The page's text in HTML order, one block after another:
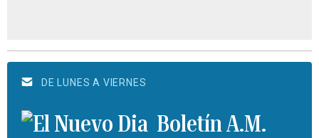
DE LUNES A VIERNES
Boletín A.M.